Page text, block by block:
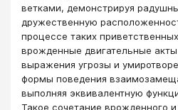
ветками, демонстрируя
дружественную
процессе таких
врожденные двигательные
выражения угрозы и
формы поведения
выполняя эквивалентную
Такое сочетание врожденного и